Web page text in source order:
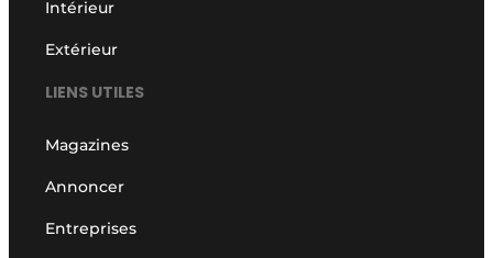
Intérieur
Extérieur
LIENS UTILES
Magazines
Annoncer
Entreprises